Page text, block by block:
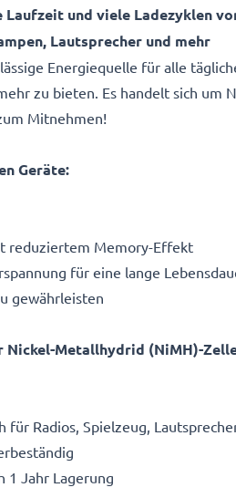
und viele Ladezyklen
Lautsprecher und mehr
Energiequelle für alle
zu bieten. Es handelt sich
Mitnehmen!
Geräte:
reduziertem Memory-Effekt
für eine lange
gewährleisten
Metallhydrid (NiMH)-
Radios, Spielzeug,
1 Jahr Lagerung